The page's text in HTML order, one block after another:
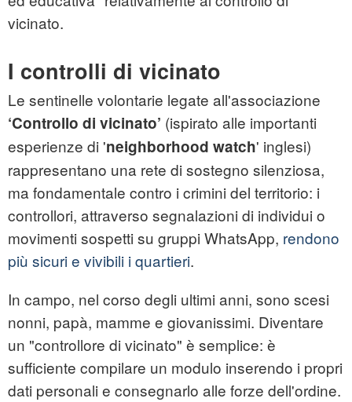
vicinato.
I controlli di vicinato
Le sentinelle volontarie legate all'associazione
‘Controllo di vicinato’ (ispirato alle importanti
esperienze di 'neighborhood watch' inglesi)
rappresentano una rete di sostegno silenziosa,
ma fondamentale contro i crimini del territorio: i
controllori, attraverso segnalazioni di individui o
movimenti sospetti su gruppi WhatsApp, rendono
più sicuri e vivibili i quartieri.
In campo, nel corso degli ultimi anni, sono scesi
nonni, papà, mamme e giovanissimi. Diventare
un "controllore di vicinato" è semplice: è
sufficiente compilare un modulo inserendo i propri
dati personali e consegnarlo alle forze dell'ordine.